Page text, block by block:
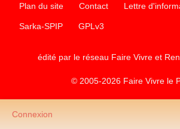
Plan du site Contact Lettre
Sarka-SPIP GPLv3
édité par le réseau Faire Vivre et
© 2005-2026 Faire Vivre le
Connexion